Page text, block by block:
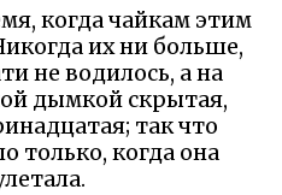
когда чайкам этим
их ни больше,
не водилось, а на
дымкой скрытая,
так что
только, когда она